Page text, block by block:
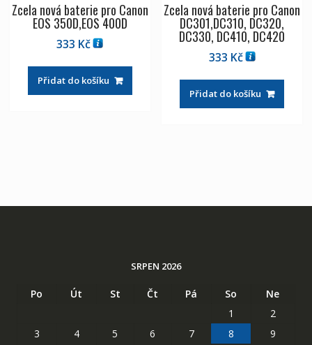
Zcela nová baterie pro Canon
EOS 350D,EOS 400D
333 Kč
Přidat do košíku
Zcela nová baterie pro Canon
DC301,DC310, DC320,
DC330, DC410, DC420
333 Kč
Přidat do košíku
SRPEN 2026
Po Út St Čt Pá So
Ne
1
2
3
4 5 6 7 8
9